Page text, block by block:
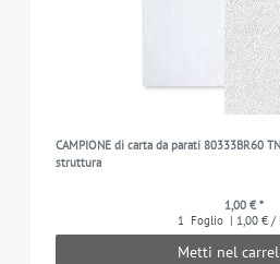
CAMPIONE di carta da parati 80333BR60
struttura
1,00 € *
1 Foglio | 1,00 € /
Metti nel